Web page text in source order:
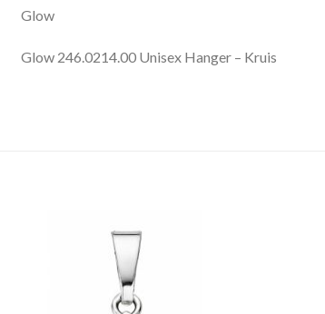
Glow
Glow 246.0214.00 Unisex Hanger – Kruis